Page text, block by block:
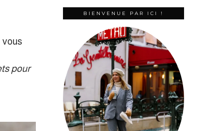
vous
pour
BIENVENUE PAR ICI !